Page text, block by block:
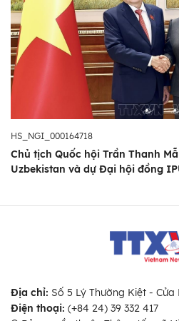
HS_NGI_000164718
Chủ tịch Quốc hội Trần Thanh
Uzbekistan và dự Đại hội đồng
Địa chỉ: Số 5 Lý Thường Kiệt -
Điện thoại: (+84 24) 39 332 417